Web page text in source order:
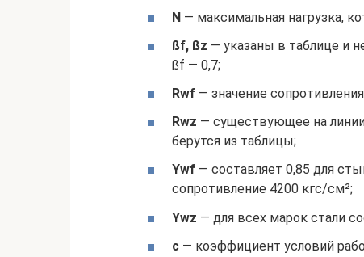
N — максимальная нагрузка,
ßf, ßz — указаны в таблице и
ßf — 0,7;
Rwf — значение
Rwz — существующее на
берутся из таблицы;
Ywf — составляет 0,85 для
сопротивление 4200 кгс/см²;
Ywz — для всех марок стали
с — коэффициент условий